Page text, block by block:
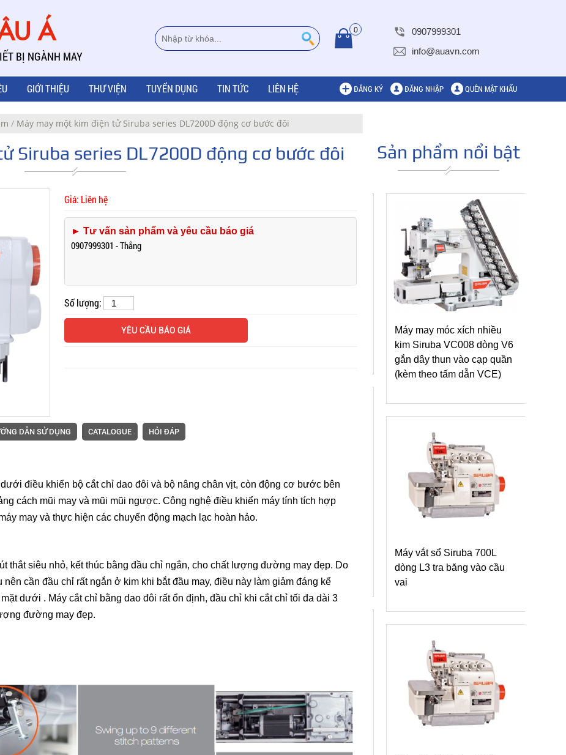
Á
BỊ NGÀNH MAY
0
0907999301
info@auavn.com
GIỚI THIỆU THƯ VIỆN TUYỂN DỤNG TIN TỨC LIÊN HỆ ĐĂNG KÝ ĐĂNG NHẬP QUÊN MẬT KHẨU
/ Máy may một kim điện tử Siruba series DL7200D động cơ bước đôi
Siruba series DL7200D động cơ bước đôi
Giá: Liên hệ
► Tư vấn sản phẩm và yêu cầu báo giá
0907999301 - Thắng
Số lượng:
YÊU CẦU BÁO GIÁ
DẪN SỬ DỤNG CATALOGUE HỎI ĐÁP
điều khiển bộ cắt chỉ dao đôi và bộ nâng chân vịt, còn động cơ bước bên
cách mũi may và mũi mũi ngược. Công nghệ điều khiển máy tính tích hợp
may và thực hiện các chuyển động mạch lạc hoàn hảo.
thắt siêu nhỏ, kết thúc bằng đầu chỉ ngắn, cho chất lượng đường may đẹp. Do
nên cần đầu chỉ rất ngắn ở kim khi bắt đầu may, điều này làm giảm đáng kể
dưới . Máy cắt chỉ bằng dao đôi rất ổn định, đầu chỉ khi cắt chỉ tối đa dài 3
đường may đẹp.
Sản phẩm nổi bật
Mặt bàn và thiết bị đi kèm
máy vắt sổ Siruba
Máy trần đè Siruba S007K
Máy trần đè Siruba S007K
dòng S5 -đường may lai cắt
Siruba ASP-EBJ Series
Máy may móc xích nhiều
kim)
Máy vắt sổ tốc độ cao
Máy may móc xích nhiều
kim Siruba VC008 dòng V6
gắn dây thun vào cạp quần
(kèm theo tấm dẫn VCE)
Máy vắt sổ Siruba 700L
dòng L3 tra băng vào cầu
vai